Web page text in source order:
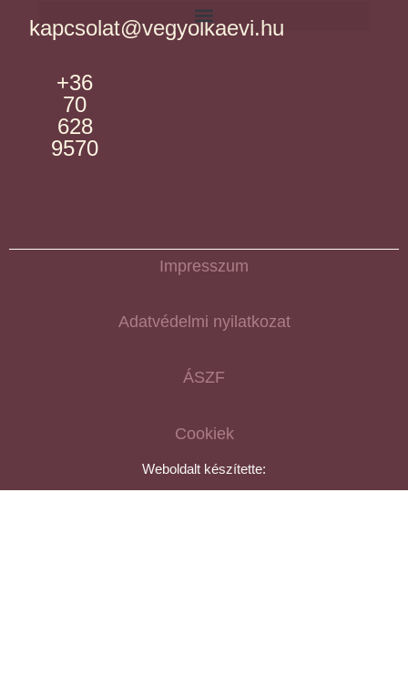
kapcsolat@vegyolkaevi.hu
+36
70
628
9570
Impresszum
Adatvédelmi nyilatkozat
ÁSZF
Cookiek
Weboldalt készítette: